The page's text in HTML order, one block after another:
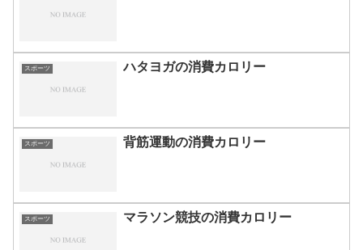
スポーツ ハタヨガの消費カロリー
スポーツ 背筋運動の消費カロリー
スポーツ マラソン競技の消費カロリー